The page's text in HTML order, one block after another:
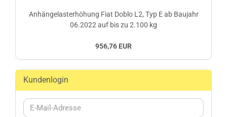
Anhängelasterhöhung Fiat Doblo L2, Typ E ab Baujahr
06.2022 auf bis zu 2.100 kg
956,76 EUR
Kundenlogin
E-